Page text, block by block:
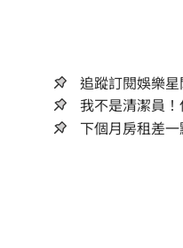
追蹤訂閱娛樂
我不是清潔員
下個月房租差